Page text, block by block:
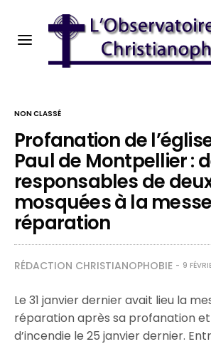
NON CLASSÉ
Profanation de
Paul de Montpellier :
responsables de
mosquées à la
réparation
RÉDACTION CHRISTIANOPHOBIE 9
Le 31 janvier dernier avait lieu la
réparation après sa profanation
d’incendie le 25 janvier dernier.